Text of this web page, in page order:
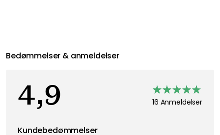
Bedømmelser & anmeldelser
4,9 16 Anmeldelser
Kundebedømmelser